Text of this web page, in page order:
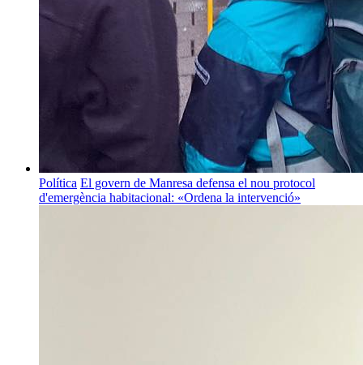
Política El govern de Manresa defensa el nou protocol
d'emergència habitacional: «Ordena la intervenció»